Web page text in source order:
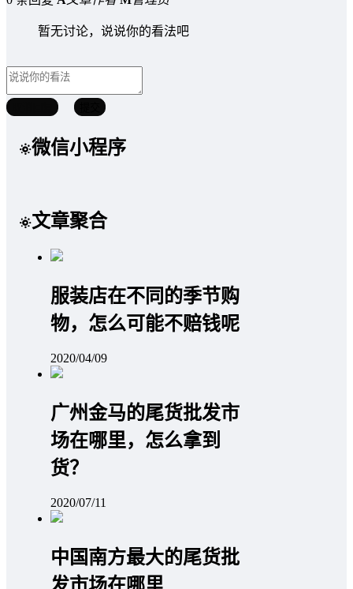
暂无讨论，说说你的看法吧
微信小程序
文章聚合
服装店在不同的季节购
物，怎么可能不赔钱呢
2020/04/09
广州金马的尾货批发市
场在哪里，怎么拿到
货？
2020/07/11
中国南方最大的尾货批
发市场在哪里